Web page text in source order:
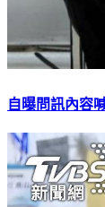
自曝問訊內容